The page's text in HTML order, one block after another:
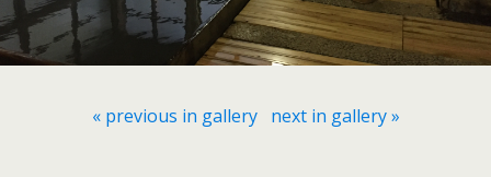
« previous in gallery next in gallery »